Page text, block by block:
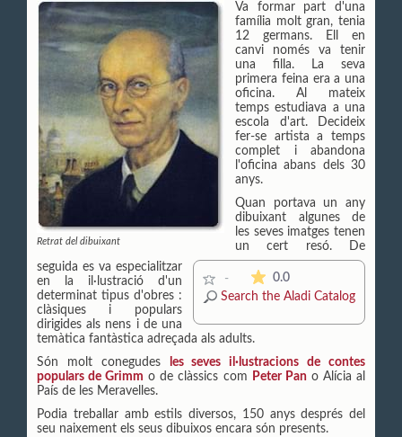
Retrat del dibuixant
- 0.0The average rating is 0
Search the Aladi Catalog
Va formar part d'una
família molt gran, tenia
12 germans. Ell en
canvi només va tenir
una filla. La seva
primera feina era a una
oficina. Al mateix
temps estudiava a una
escola d'art. Decideix
fer-se artista a temps
complet i abandona
l'oficina abans dels 30
anys.
Quan portava un any
dibuixant algunes de
les seves imatges tenen
un cert resó. De
seguida es va especialitzar
en la il·lustració d'un
determinat tipus d'obres :
clàsiques i populars
dirigides als nens i de una
temàtica fantàstica adreçada als adults.
Són molt conegudes
les seves il·lustracions de contes
populars de Grimm o de clàssics com Peter Pano Alícia al
País de les Meravelles.
Podia treballar amb estils diversos, 150 anys després del
seu naixement els seus dibuixos encara són presents.